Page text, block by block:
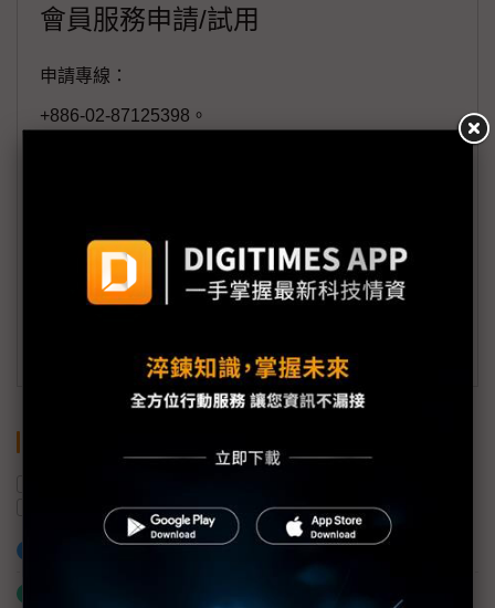
會員服務申請/試用
申請專線：
+886-02-87125398。
member@digitimes.com
(一個工作日內將回覆您的來信)
玻璃基板
加入已選取到「關鍵字追蹤」